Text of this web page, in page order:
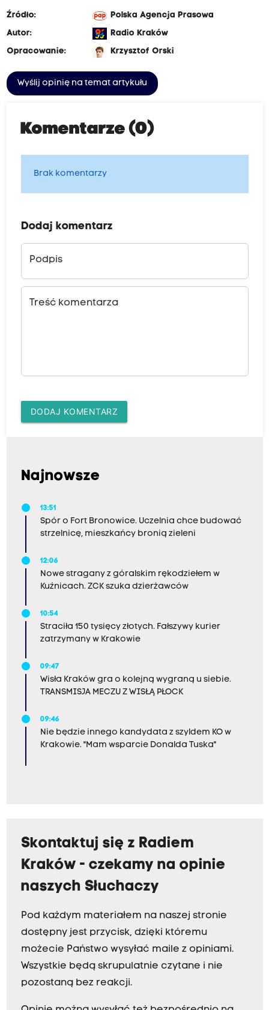
Źródło:
Polska Agencja Prasowa
Autor:
Radio Kraków
Opracowanie:
Krzysztof Orski
Wyślij opinię na temat artykułu
Komentarze (0)
Brak komentarzy
Dodaj komentarz
Podpis
Treść komentarza
DODAJ KOMENTARZ
Najnowsze
13:51
Spór o Fort Bronowice. Uczelnia chce budować
strzelnicę, mieszkańcy bronią zieleni
12:06
Nowe stragany z góralskim rękodziełem w
Kuźnicach. ZCK szuka dzierżawców
10:54
Straciła 150 tysięcy złotych. Fałszywy kurier
zatrzymany w Krakowie
09:47
Wisła Kraków gra o kolejną wygraną u siebie.
TRANSMISJA MECZU Z WISŁĄ PŁOCK
09:46
Nie będzie innego kandydata z szyldem KO w
Krakowie. "Mam wsparcie Donalda Tuska"
Skontaktuj się z Radiem
Kraków - czekamy na opinie
naszych Słuchaczy
Pod każdym materiałem na naszej stronie
dostępny jest przycisk, dzięki któremu
możecie Państwo wysyłać maile z opiniami.
Wszystkie będą skrupulatnie czytane i nie
pozostaną bez reakcji.